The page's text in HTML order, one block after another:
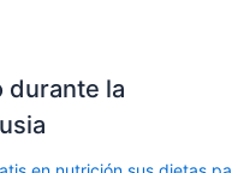
durante la